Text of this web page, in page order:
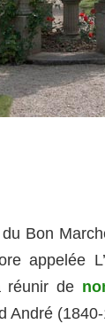
Bon
appelée
réunir de
André